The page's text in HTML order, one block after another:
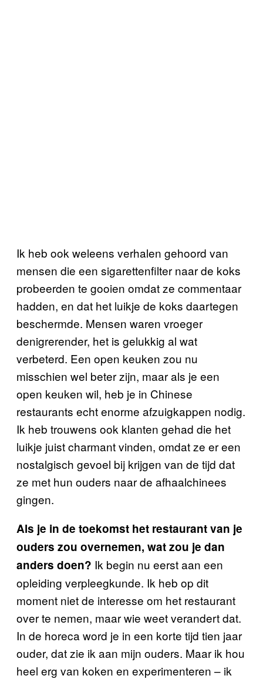
Ik heb ook weleens verhalen gehoord van
mensen die een sigarettenfilter naar de koks
probeerden te gooien omdat ze commentaar
hadden, en dat het luikje de koks daartegen
beschermde. Mensen waren vroeger
denigrerender, het is gelukkig al wat
verbeterd. Een open keuken zou nu
misschien wel beter zijn, maar als je een
open keuken wil, heb je in Chinese
restaurants echt enorme afzuigkappen nodig.
Ik heb trouwens ook klanten gehad die het
luikje juist charmant vinden, omdat ze er een
nostalgisch gevoel bij krijgen van de tijd dat
ze met hun ouders naar de afhaalchinees
gingen.
Als je in de toekomst het restaurant van je
ouders zou overnemen, wat zou je dan
anders doen? Ik begin nu eerst aan een
opleiding verpleegkunde. Ik heb op dit
moment niet de interesse om het restaurant
over te nemen, maar wie weet verandert dat.
In de horeca word je in een korte tijd tien jaar
ouder, dat zie ik aan mijn ouders. Maar ik hou
heel erg van koken en experimenteren – ik